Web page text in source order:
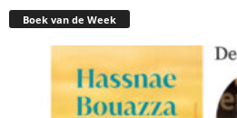
Dennis Sewberath
Boek van de Week